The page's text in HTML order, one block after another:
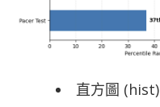
直方圖 (hist)